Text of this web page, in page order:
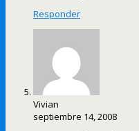
Responder
Vivian
septiembre 14, 2008